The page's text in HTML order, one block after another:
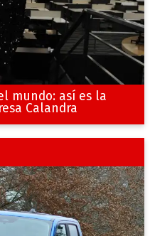
mundo: así es la
Calandra